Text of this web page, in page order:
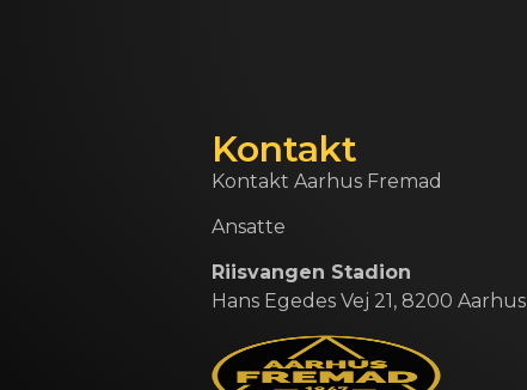
Kontakt
Kontakt Aarhus Fremad
Ansatte
Riisvangen Stadion
Hans Egedes Vej 21, 8200 Aarhus